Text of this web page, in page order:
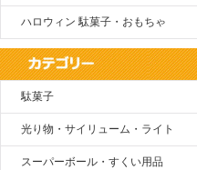
ハロウィン 駄菓子・おもちゃ
駄菓子
光り物・サイリューム・ライト
スーパーボール・すくい用品